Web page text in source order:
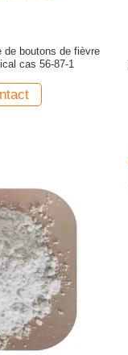
de boutons de fièvre
cas 56-87-1